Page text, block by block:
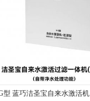
型 蓝巧洁圣宝自来水激活机